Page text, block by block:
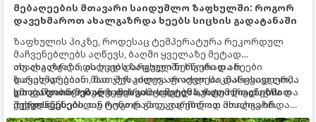
მებაღეების მთავარი საიდუმლო ზაფხულში: როგორ
დავეხმაროთ ახალგაზრდა ხეებს სიცხის გადატანაში
ზაფხულის პიკზე, როდესაც ტემპერატურა რეკორდულ
მაჩვენებლებს აღწევს, ბაღში ყველაზე მეტად
ახალგაზრდა, ახლად დარგული ნერგები და ხეები
ზარალდებიან. მათ ჯერ კიდევ არ აქვთ საკმარისად ღრმა
და განვითარებული ფესვთა სისტემა, რათა ნიადაგის
ქვედა ფენებიდან ტენი დამოუკიდებლად მოიპოვონ.
თუ ახალგაზრდა ხეებს ზაფხულში სწორად არ
დავეხმარებით, მათ შესაძლოა ფოთლები დასცვივდეთ,
ხმობა დაიწყონ ან ზამთრის ყინვებს სუსტი ორგანიზმით
შეხვდნენ.
გთავაზობთ მებაღეების გამოცდილ საიდუმლოებებსა და
ოქროს წესებს, თუ როგორ გადავარჩინოთ ახალგაზრდა
ხეები ზაფხულის სიცხეში: